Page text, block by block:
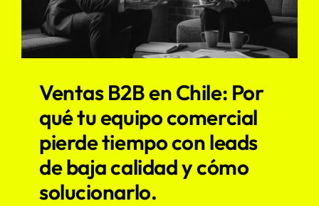
Ventas B2B en Chile: Por
qué tu equipo comercial
pierde tiempo con leads
de baja calidad y cómo
solucionarlo.